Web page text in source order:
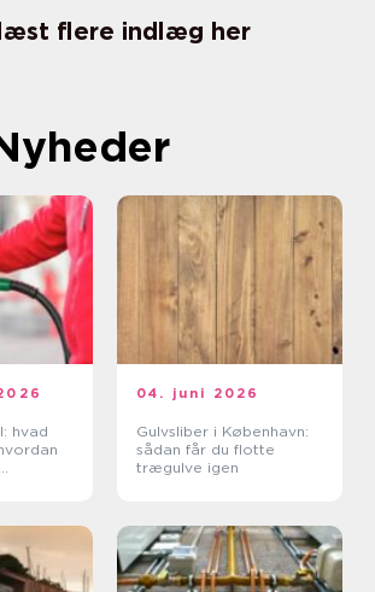
flere indlæg her
hvad
04. juni 2026
Gulvsliber i København:
sådan får du flotte
trægulve igen